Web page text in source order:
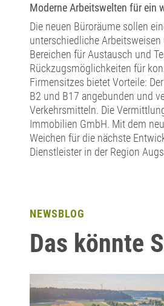
Moderne Arbeitswelten für ein
Die neuen Büroräume sollen
unterschiedliche
Bereichen für Austausch und
Rückzugsmöglichkeiten für
Firmensitzes bietet Vorteile:
B2 und B17 angebunden und
Verkehrsmitteln. Die
Immobilien GmbH. Mit dem
Weichen für die nächste
Dienstleister in der Region
NEWSBLOG
Das könnte